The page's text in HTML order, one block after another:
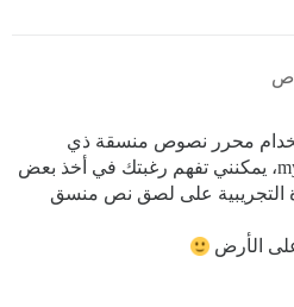
محرر نصوص منسقة ذي
وظائف مشكوك فيها على mybb، يمكنني تفهم رغبتك في أخذ بعض
التجريبية على لصق نص منسق
الأرض